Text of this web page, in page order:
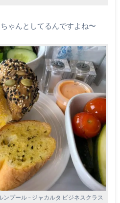
ゃんとしてるんですよね〜
プール – ジャカルタ ビジネスクラス